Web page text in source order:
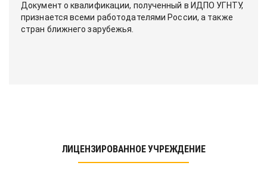
Документ о квалификации, полученный в ИДПО УГНТУ,
признается всеми работодателями России, а также
стран ближнего зарубежья.
ЛИЦЕНЗИРОВАННОЕ УЧРЕЖДЕНИЕ